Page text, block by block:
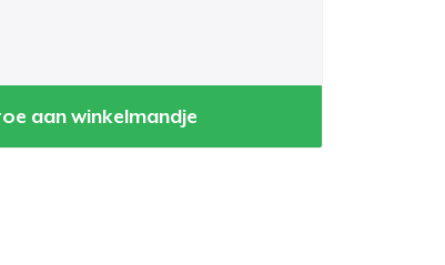
aan winkelmandje